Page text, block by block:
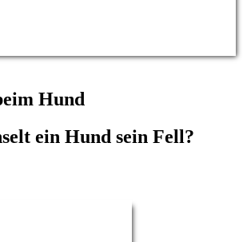
Hund
ein Hund sein Fell?